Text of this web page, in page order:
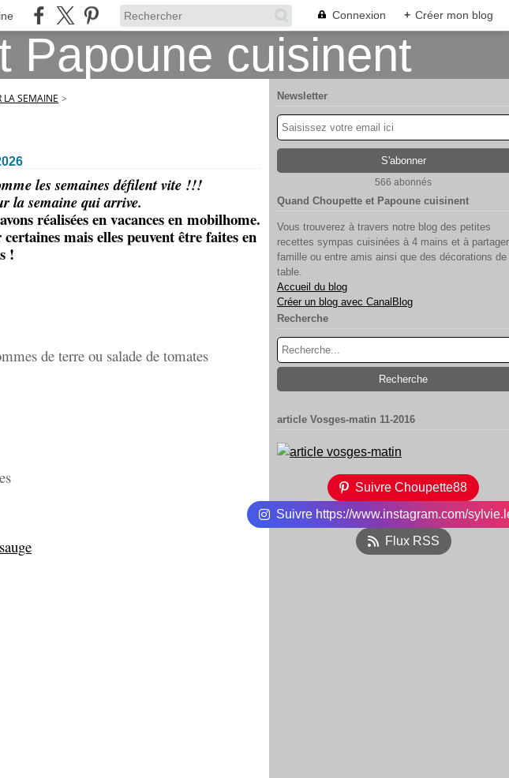
Connexion + Créer mon blog
LA SEMAINE >
les semaines défilent vite !!!
la semaine qui arrive.
réalisées en vacances en mobilhome.
mais elles peuvent être faites en
!
de terre ou salade de tomates
Newsletter
566 abonnés
Quand Choupette et Papoune cuisinent
Vous trouverez à travers notre blog des petites
recettes sympas cuisinées à 4 mains et à
famille ou entre amis ainsi que des décorations de
table.
Accueil du blog
Créer un blog avec CanalBlog
Recherche
article Vosges-matin 11-2016
Suivre Choupette88
Suivre https://www.instagram.com/
Flux RSS